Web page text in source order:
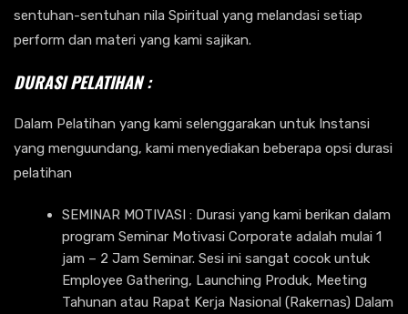
sentuhan-sentuhan nila Spiritual yang melandasi setiap
perform dan materi yang kami sajikan.
DURASI PELATIHAN :
Dalam Pelatihan yang kami selenggarakan untuk Instansi
yang menguundang, kami menyediakan beberapa opsi durasi
pelatihan
SEMINAR MOTIVASI : Durasi yang kami berikan dalam
program Seminar Motivasi Corporate adalah mulai 1
jam – 2 Jam Seminar. Sesi ini sangat cocok untuk
Employee Gathering, Launching Produk, Meeting
Tahunan atau Rapat Kerja Nasional (Rakernas) Dalam